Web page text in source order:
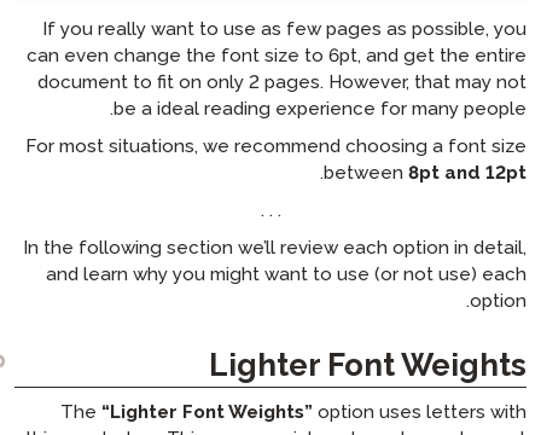
If you reallywant to use as
can even change the font size
document to fit on only 2
be a ideal reading
For most situations, we
In the following section we’ll
and learn why you might
The“Lighter Font Weights”